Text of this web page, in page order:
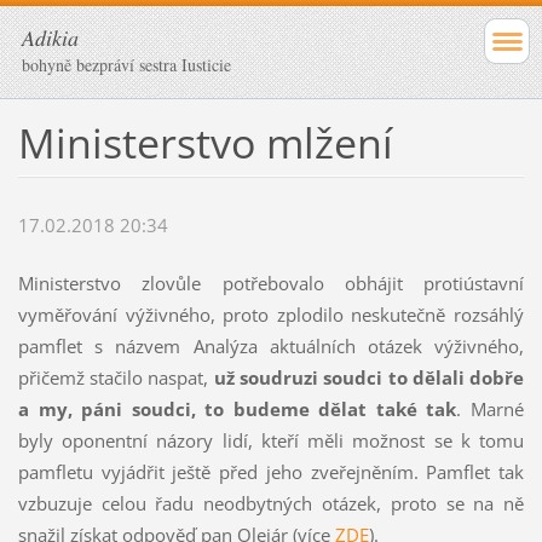
Adikia
bohyně bezpráví sestra Iusticie
Ministerstvo mlžení
17.02.2018 20:34
Ministerstvo zlovůle potřebovalo obhájit protiústavní
vyměřování výživného, proto zplodilo neskutečně rozsáhlý
pamflet s názvem Analýza aktuálních otázek výživného,
přičemž stačilo naspat, už soudruzi soudci to dělali dobře
a my, páni soudci, to budeme dělat také tak. Marné
byly oponentní názory lidí, kteří měli možnost se k tomu
pamfletu vyjádřit ještě před jeho zveřejněním. Pamflet tak
vzbuzuje celou řadu neodbytných otázek, proto se na ně
snažil získat odpověď pan Olejár (více ZDE).